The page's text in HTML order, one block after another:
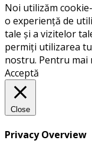
Noi utilizăm
o experiență de
tale și a vizitelor
permiți utilizarea
nostru. Pentru mai
Acceptă
Close
Privacy Overview